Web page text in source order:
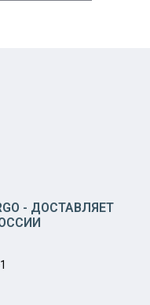
- ДОСТАВЛЯЕТ